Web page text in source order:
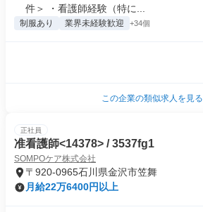
件＞ ・看護師経験（特に...
制服あり 業界未経験歓迎 +34個
この企業の類似求人を見る
正社員
准看護師<14378> / 3537fg1
SOMPOケア株式会社
〒920-0965石川県金沢市笠舞
月給22万6400円以上